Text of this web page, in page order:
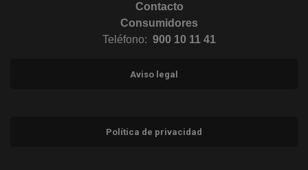
Contacto
Consumidores
Teléfono: 900 10 11 41
Aviso legal
Política de privacidad